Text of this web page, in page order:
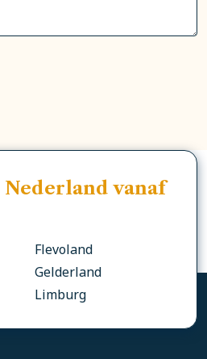
Nederland vanaf
Flevoland
Gelderland
Limburg